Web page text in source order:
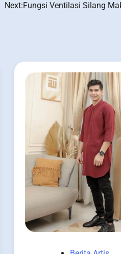
Next:Fungsi Ventilasi Silang